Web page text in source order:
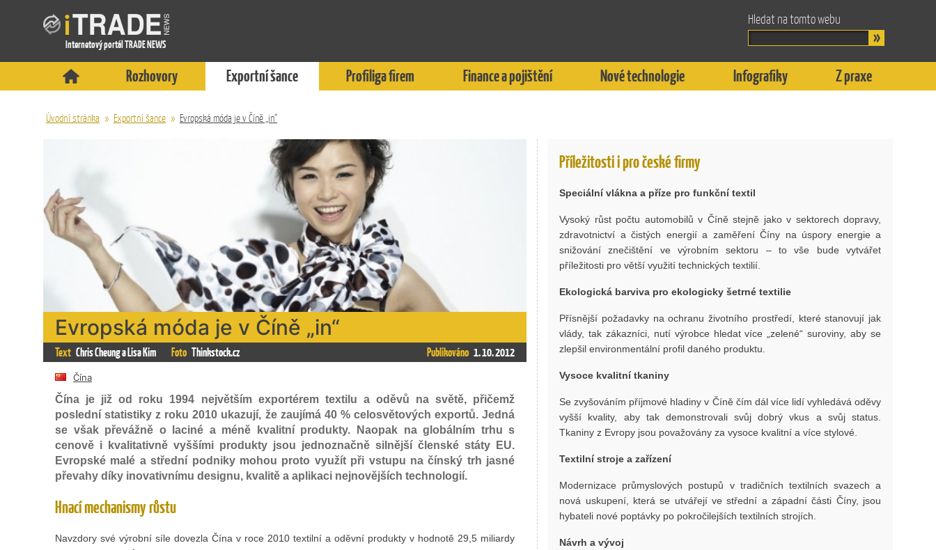
Internetový portál TRADE NEWS
Hledat na tomto webu
Rozhovory Exportní šance Profiliga firem Finance a pojištění Nové technologie Infografiky Z praxe
Úvodní stránka » Exportní šance » Evropská móda je v Číně „in“
Evropská móda je v Číně „in“
Text Chris Cheung a Lisa Kim Foto Thinkstock.cz Publikováno 1. 10. 2012
Čína
Čína je již od roku 1994 největším exportérem textilu a oděvů na světě, přičemž
poslední statistiky z roku 2010 ukazují, že zaujímá 40 % celosvětových exportů. Jedná
se však převážně o laciné a méně kvalitní produkty. Naopak na globálním trhu s
cenově i kvalitativně vyššími produkty jsou jednoznačně silnější členské státy EU.
Evropské malé a střední podniky mohou proto využít při vstupu na čínský trh jasné
převahy díky inovativnímu designu, kvalitě a aplikaci nejnovějších technologií.
Hnací mechanismy růstu
Navzdory své výrobní síle dovezla Čína v roce 2010 textilní a oděvní produkty v hodnotě 29,5 miliardy
Příležitosti i pro české firmy
Speciální vlákna a příze pro funkční textil
Vysoký růst počtu automobilů v Číně stejně jako v sektorech dopravy,
zdravotnictví a čistých energií a zaměření Číny na úspory energie a
snižování znečištění ve výrobním sektoru – to vše bude vytvářet
příležitosti pro větší využití technických textilií.
Ekologická barviva pro ekologicky šetrné textilie
Přísnější požadavky na ochranu životního prostředí, které stanovují jak
vlády, tak zákazníci, nutí výrobce hledat více „zelené“ suroviny, aby se
zlepšil environmentální profil daného produktu.
Vysoce kvalitní tkaniny
Se zvyšováním příjmové hladiny v Číně čím dál více lidí vyhledává oděvy
vyšší kvality, aby tak demonstrovali svůj dobrý vkus a svůj status.
Tkaniny z Evropy jsou považovány za vysoce kvalitní a více stylové.
Textilní stroje a zařízení
Modernizace průmyslových postupů v tradičních textilních svazech a
nová uskupení, která se utvářejí ve střední a západní části Číny, jsou
hybateli nové poptávky po pokročilejších textilních strojích.
Návrh a vývoj